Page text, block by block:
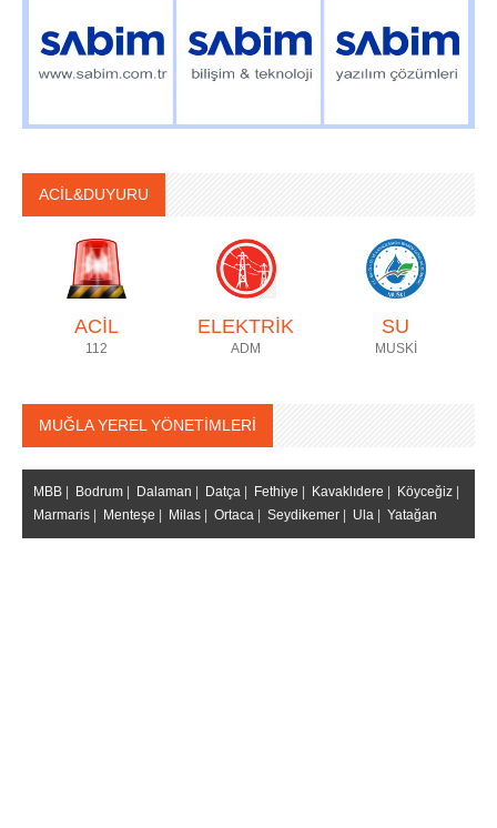
ACİL&DUYURU
ACİL
112
ELEKTRİK
ADM
SU
MUSKİ
MUĞLA YEREL YÖNETİMLERİ
MBB Bodrum Dalaman Datça Fethiye Kavaklıdere Köyceğiz
Marmaris
Menteşe Milas Ortaca Seydikemer Ula Yatağan